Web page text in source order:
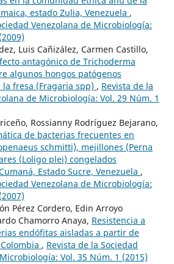
estado Zulia, Venezuela ,
Venezolana de Microbiología:
Luis Cañizález, Carmen Castillo,
antagónico de Trichoderma
algunos hongos patógenos
la fresa (Fragaria spp) , Revista de la
de Microbiología: Vol. 29 Núm. 1
Rossianny Rodríguez Bejarano,
de bacterias frecuentes en
schmitti), mejillones (Perna
(Loligo plei) congelados
Estado Sucre, Venezuela ,
Venezolana de Microbiología:
Pérez Cordero, Edin Arroyo
Chamorro Anaya, Resistencia a
endófitas aisladas a partir de
, Revista de la Sociedad
Vol. 35 Núm. 1 (2015)